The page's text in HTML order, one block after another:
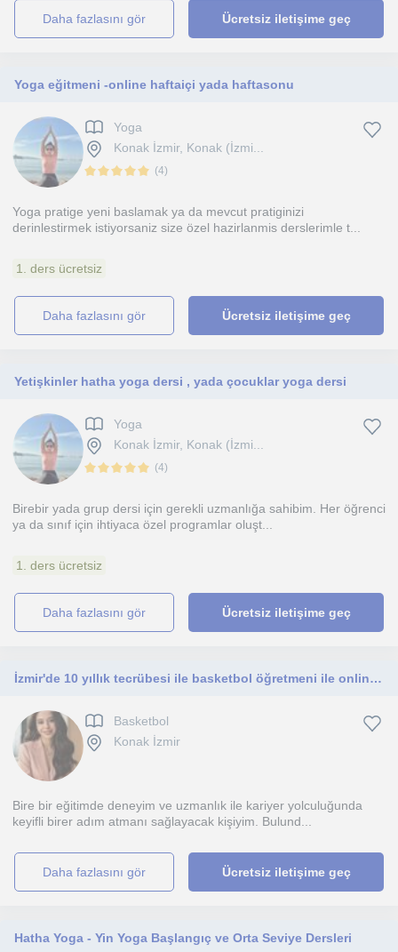
daha fazlasını gör Ücretsiz iletişime geç
Yoga eğitmeni -online haftaiçi yada haftasonu
Yoga
Konak İzmir, Konak (İzmi...
(4)
Yoga pratige yeni baslamak ya da mevcut pratiginizi
derinlestirmek istiyorsaniz size özel hazirlanmis derslerimle t...
1. ders ücretsiz
daha fazlasını gör Ücretsiz iletişime geç
Yetişkinler hatha yoga dersi , yada çocuklar yoga dersi
Yoga
Konak İzmir, Konak (İzmi...
(4)
Birebir yada grup dersi için gerekli uzmanlığa sahibim. Her öğrenci
ya da sınıf için ihtiyaca özel programlar oluşt...
1. ders ücretsiz
daha fazlasını gör Ücretsiz iletişime geç
İzmir'de 10 yıllık tecrübesi ile basketbol öğretmeni ile online- yüz yüze ders
Basketbol
Konak İzmir
Bire bir eğitimde deneyim ve uzmanlık ile kariyer yolculuğunda
keyifli birer adım atmanı sağlayacak kişiyim. Bulund...
daha fazlasını gör Ücretsiz iletişime geç
Hatha Yoga - Yin Yoga Başlangıç ve Orta Seviye Dersleri